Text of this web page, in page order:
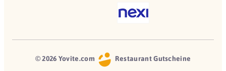
© 2026 Yovite.com Restaurant Gutscheine